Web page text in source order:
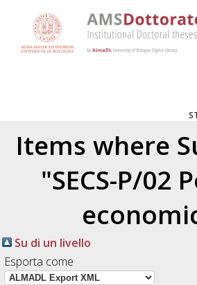
Items where
"SECS-P/02
Su di un livello
Esporta come